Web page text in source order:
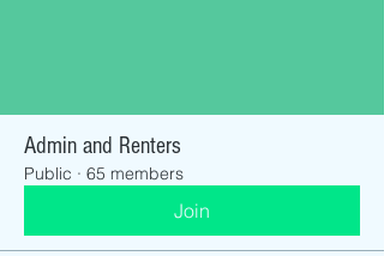
Admin and Renters
Public · 65 members
Join